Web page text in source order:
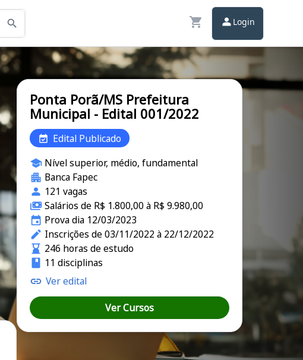
Login
Ponta Porã/MS Prefeitura
Municipal - Edital 001/2022
Edital Publicado
Nível superior, médio, fundamental
Banca Fapec
121 vagas
Salários de R$ 1.800,00 à R$ 9.980,00
Prova dia 12/03/2023
Inscrições de 03/11/2022 à 22/12/2022
246 horas de estudo
11 disciplinas
Ver edital
Ver Cursos